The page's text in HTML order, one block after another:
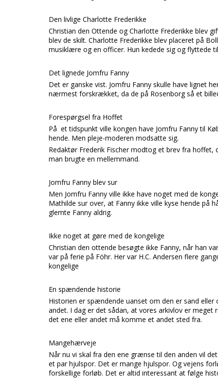
Den livlige Charlotte Frederikke
Christian den Ottende og Charlotte Frederikke blev
blev de skilt. Charlotte Frederikke blev placeret på
musiklære og en officer. Hun kedede sig og flyttede
Det lignede Jomfru Fanny
Det er ganske vist. Jomfru Fanny skulle have lignet
nærmest forskrækket, da de på Rosenborg så et
Forespørgsel fra Hoffet
På et tidspunkt ville kongen have Jomfru Fanny til
hende. Men pleje-moderen modsatte sig.
Redaktør Frederik Fischer modtog et brev fra hoffet,
man brugte en mellemmand.
Jomfru Fanny blev sur
Men Jomfru Fanny ville ikke have noget med de
Mathilde sur over, at Fanny ikke ville kyse hende på
glemte Fanny aldrig.
Ikke noget at gøre med de kongelige
Christian den ottende besøgte ikke Fanny, når han
var på ferie på Föhr. Her var H.C. Andersen flere
kongelige
En spændende historie
Historien er spændende uanset om den er sand
andet. I dag er det sådan, at vores arkivlov er
det ene eller andet må komme et andet sted fra.
Mangehærveje
Når nu vi skal fra den ene grænse til den anden vil
et par hjulspor. Det er mange hjulspor. Og vejens
forskellige forløb. Det er altid interessant at følge